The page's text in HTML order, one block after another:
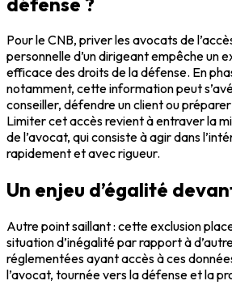
Pour le CNB, priver les avocats de
personnelle d’un dirigeant empêche un
efficace des droits de la défense. En
notamment, cette information peut
conseiller, défendre un client ou
Limiter cet accès revient à entraver la
de l’avocat, qui consiste à agir dans
rapidement et avec rigueur.
Un enjeu d’égalité
Autre point saillant : cette exclusion
situation d’inégalité par rapport à
réglementées ayant accès à ces
l’avocat, tournée vers la défense et la